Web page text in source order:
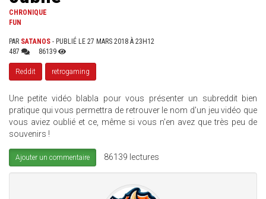
CHRONIQUE
FUN
PAR SATANOS - PUBLIÉ LE 27 MARS 2018 À 23H12
487
86139
Reddit retrogaming
Une petite vidéo blabla pour vous présenter un subreddit bien
pratique qui vous permettra de retrouver le nom d'un jeu vidéo que
vous aviez oublié et ce, même si vous n'en avez que très peu de
souvenirs !
Ajouter un commentaire 86139 lectures